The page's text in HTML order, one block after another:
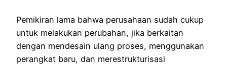
Pemikiran lama bahwa perusahaan sudah cukup
untuk melakukan perubahan, jika berkaitan
dengan mendesain ulang proses, menggunakan
perangkat baru, dan merestrukturisasi